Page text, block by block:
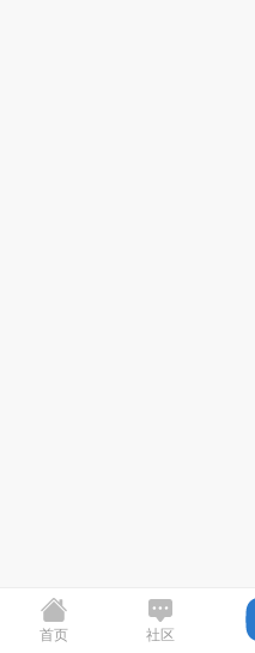
首页 社区